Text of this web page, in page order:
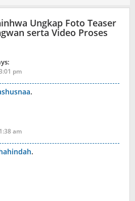
Ungkap Foto Teaser
serta Video Proses
pm
.
am
.